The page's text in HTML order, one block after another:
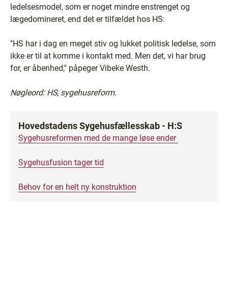
ledelsesmodel, som er noget mindre enstrenget og
lægedomineret, end det er tilfældet hos HS:
''HS har i dag en meget stiv og lukket politisk ledelse, som
ikke er til at komme i kontakt med. Men det, vi har brug
for, er åbenhed,'' påpeger Vibeke Westh.
Nøgleord: HS, sygehusreform.
Hovedstadens Sygehusfællesskab - H:S
Sygehusreformen med de mange løse ender
Sygehusfusion tager tid
Behov for en helt ny konstruktion